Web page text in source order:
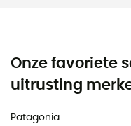
Onze favoriete
uitrusting
Patagonia